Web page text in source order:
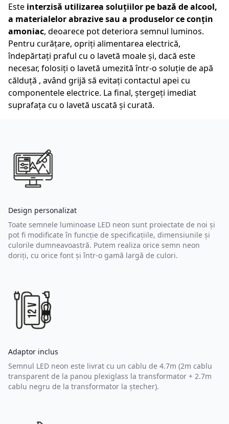
Este interzisă utilizarea soluțiilor pe bază de alcool,
a materialelor abrazive sau a produselor ce conțin
amoniac, deoarece pot deteriora semnul luminos.
Pentru curățare, opriți alimentarea electrică,
îndepărtați praful cu o lavetă moale și, dacă este
necesar, folosiți o lavetă umezită într-o soluție de apă
călduță , având grijă să evitați contactul apei cu
componentele electrice. La final, ștergeți imediat
suprafața cu o lavetă uscată și curată.
Design personalizat
Toate semnele luminoase LED neon sunt proiectate de noi și
pot fi modificate în funcție de specificațiile, dimensiunile și
culorile dumneavoastră. Putem realiza orice semn neon
doriți, cu orice font și într-o gamă largă de culori.
Adaptor inclus
Semnul LED neon este livrat cu un cablu de 4.7m (2m cablu
transparent de la panou plexiglass la transformator + 2.7m
cablu negru de la transformator la ștecher).